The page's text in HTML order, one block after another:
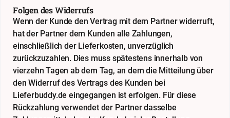
Folgen des Widerrufs
Wenn der Kunde den Vertrag mit dem Partner widerruft,
hat der Partner dem Kunden alle Zahlungen,
einschließlich der Lieferkosten, unverzüglich
zurückzuzahlen. Dies muss spätestens innerhalb von
vierzehn Tagen ab dem Tag, an dem die Mitteilung über
den Widerruf des Vertrags des Kunden bei
Lieferbuddy.de eingegangen ist erfolgen. Für diese
Rückzahlung verwendet der Partner dasselbe